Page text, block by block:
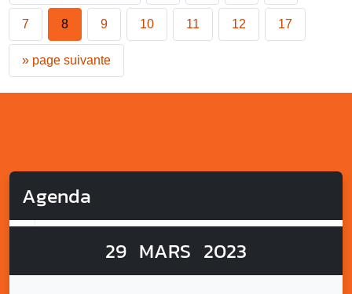
7 8 9 10 11 12 17
» page suivante
Agenda
29 MARS 2023